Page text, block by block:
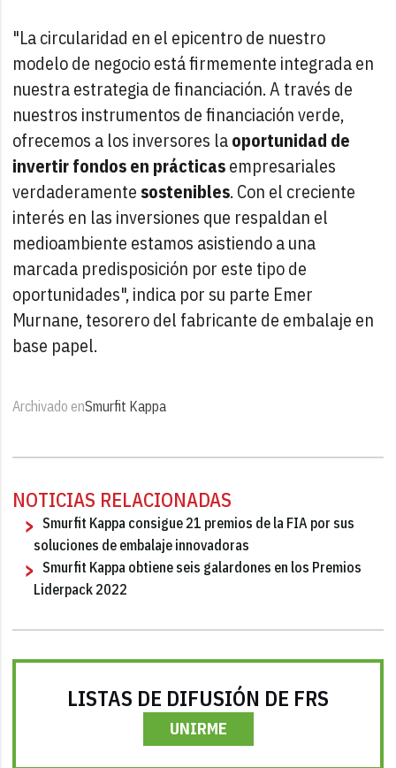
"La circularidad en el epicentro de nuestro
modelo de negocio está firmemente integrada en
nuestra estrategia de financiación. A través de
nuestros instrumentos de financiación verde,
ofrecemos a los inversores laoportunidad de
invertir fondos en prácticasempresariales
verdaderamente sostenibles. Con el creciente
interés en las inversiones que respaldan el
medioambiente estamos asistiendo a una
marcada predisposición por este tipo de
oportunidades", indica por su parte Emer
Murnane, tesorero del fabricante de embalaje en
base papel.
Archivado enSmurfit Kappa
NOTICIAS RELACIONADAS
Smurfit Kappa consigue 21 premios de la FIA por sus
soluciones de embalaje innovadoras
Smurfit Kappa obtiene seis galardones en los Premios
Liderpack 2022
LISTAS DE DIFUSIÓN DE FRS
UNIRME